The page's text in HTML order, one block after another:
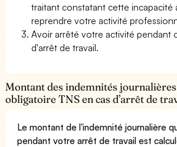
traitant constatant cette incapacité
reprendre votre activité
Avoir arrêté votre activité pendant
d'arrêt de travail.
Montant des indemnités
obligatoire TNS en cas d’arrêt de
Le montant de l'indemnité journalière
pendant votre arrêt de travail est